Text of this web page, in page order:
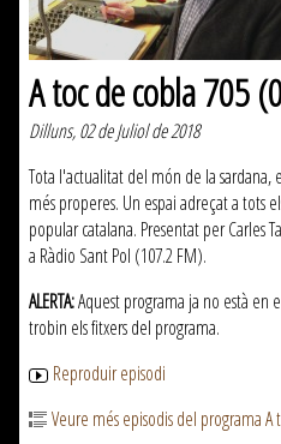
A toc de cobla 705
Dilluns, 02 de Juliol de 2018
Tota l'actualitat del món de la sardana,
més properes. Un espai adreçat a tots
popular catalana. Presentat per Carles
a Ràdio Sant Pol (107.2 FM).
ALERTA:Aquest programa ja no està en
trobin els fitxers del programa.
Reproduir episodi
Veure més episodis del programa A